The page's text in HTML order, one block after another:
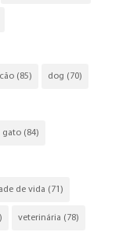
cão(85) dog (70)
gato(84)
de vida (71)
veterinária (78)